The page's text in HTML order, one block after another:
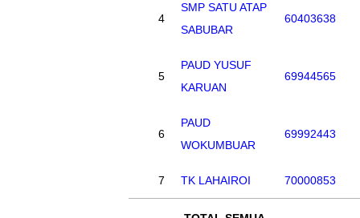
4
SMP SATU ATAP
SABUBAR
60403638
5
PAUD YUSUF
KARUAN
69944565
6
PAUD
WOKUMBUAR
69992443
7 TK LAHAIROI 70000853